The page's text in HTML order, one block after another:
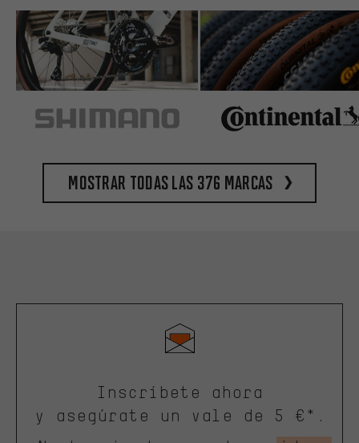
Mostrar todas las 376 marcas
Inscríbete ahora
y asegúrate un vale de 5 €*.